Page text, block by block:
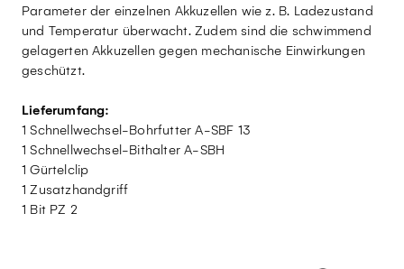
Parameter der einzelnen Akkuzellen wie z. B. Ladezustand
und Temperatur überwacht. Zudem sind die schwimmend
gelagerten Akkuzellen gegen mechanische Einwirkungen
geschützt.
Lieferumfang:
1 Schnellwechsel-Bohrfutter A-SBF 13
1 Schnellwechsel-Bithalter A-SBH
1 Gürtelclip
1 Zusatzhandgriff
1 Bit PZ 2